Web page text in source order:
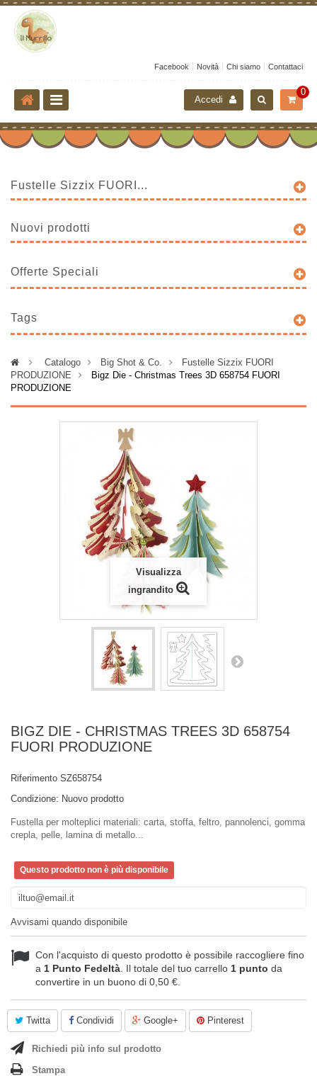
Facebook Novità Chi siamo Contattaci
0
Accedi
Fustelle Sizzix FUORI...
Nuovi prodotti
Offerte Speciali
Tags
> Catalogo > Big Shot & Co. >
Fustelle Sizzix FUORI
PRODUZIONE
>
Bigz Die - Christmas Trees 3D 658754 FUORI
PRODUZIONE
Visualizza
ingrandito
BIGZ DIE - CHRISTMAS TREES 3D 658754
FUORI PRODUZIONE
Riferimento SZ658754
Condizione: Nuovo prodotto
Fustella per molteplici materiali: carta, stoffa, feltro, pannolenci, gomma
crepla, pelle, lamina di metallo...
Questo prodotto non è più disponibile
Avvisami quando disponibile
Con l'acquisto di questo prodotto è possibile raccogliere fino
a 1 Punto Fedeltà . Il totale del tuo carrello 1 punto da
convertire in un buono di 0,50 €
Twitta Condividi Google+ Pinterest
Richiedi più info sul prodotto
Stampa